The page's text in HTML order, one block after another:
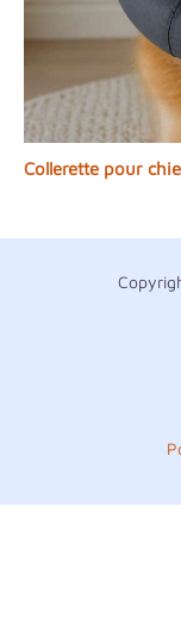
Collerette pour